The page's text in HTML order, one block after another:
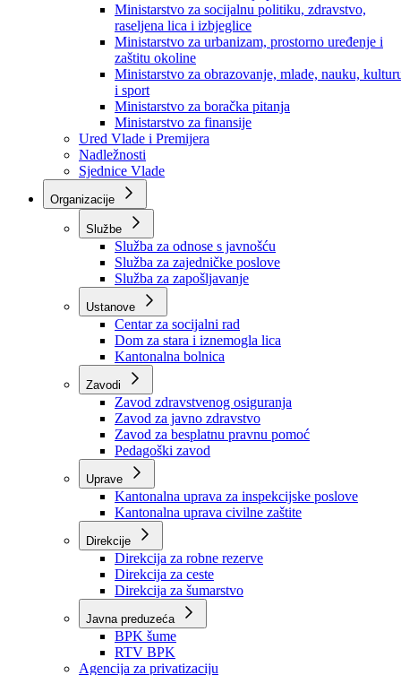
Ministarstvo za privredu
Ministarstvo za pravosuđe, upravu i radne odnose
Ministarstvo za unutrašnje poslove
Ministarstvo za socijalnu politiku, zdravstvo,
raseljena lica i izbjeglice
Ministarstvo za urbanizam, prostorno uređenje i
zaštitu okoline
Ministarstvo za obrazovanje, mlade, nauku,
i sport
Ministarstvo za boračka pitanja
Ministarstvo za finansije
Ured Vlade i Premijera
Nadležnosti
Sjednice Vlade
Organizacije
Službe
Služba za odnose s javnošću
Služba za zajedničke poslove
Služba za zapošljavanje
Ustanove
Centar za socijalni rad
Dom za stara i iznemogla lica
Kantonalna bolnica
Zavodi
Zavod zdravstvenog osiguranja
Zavod za javno zdravstvo
Zavod za besplatnu pravnu pomoć
Pedagoški zavod
Kantonalna uprava za inspekcijske poslove
Kantonalna uprava civilne zaštite
Direkcije
Direkcija za robne rezerve
Direkcija za ceste
Direkcija za šumarstvo
Javna preduzeća